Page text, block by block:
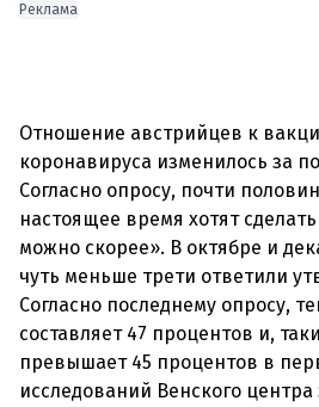
Реклама
Отношение австрийцев к
коронавируса изменилось за
Согласно опросу, почти
настоящее время хотят
можно скорее». В октябре и
чуть меньше трети ответили
Согласно последнему опросу,
составляет 47 процентов и,
превышает 45 процентов в
исследований Венского